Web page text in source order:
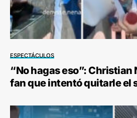
ESPECTÁCULOS
“No hagas eso”: Christian
fan que intentó quitarle el